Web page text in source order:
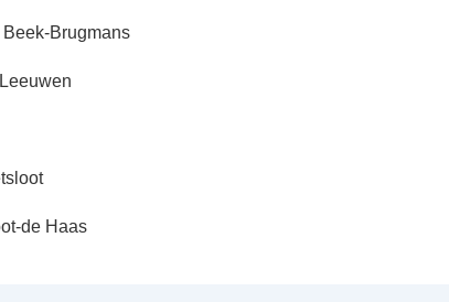
Brugmans
de Haas